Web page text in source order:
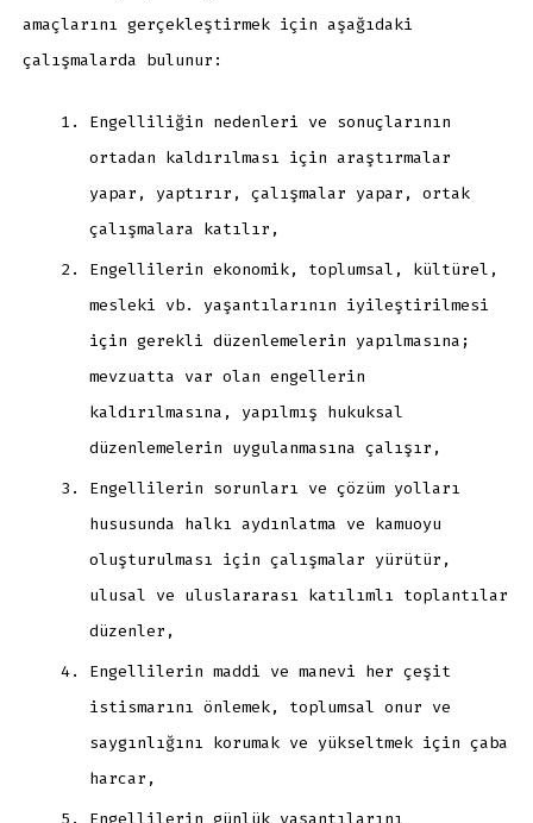
amaçlarını gerçekleştirmek için aşağıdaki
çalışmalarda bulunur:
Engelliliğin nedenleri ve sonuçlarının
ortadan kaldırılması için araştırmalar
yapar, yaptırır, çalışmalar yapar, ortak
çalışmalara katılır,
Engellilerin ekonomik, toplumsal, kültürel,
mesleki vb. yaşantılarının iyileştirilmesi
için gerekli düzenlemelerin yapılmasına;
mevzuatta var olan engellerin
kaldırılmasına, yapılmış hukuksal
düzenlemelerin uygulanmasına çalışır,
Engellilerin sorunları ve çözüm yolları
hususunda halkı aydınlatma ve kamuoyu
oluşturulması için çalışmalar yürütür,
ulusal ve uluslararası katılımlı toplantılar
düzenler,
Engellilerin maddi ve manevi her çeşit
istismarını önlemek, toplumsal onur ve
saygınlığını korumak ve yükseltmek için çaba
harcar,
Engellilerin günlük yaşantılarını